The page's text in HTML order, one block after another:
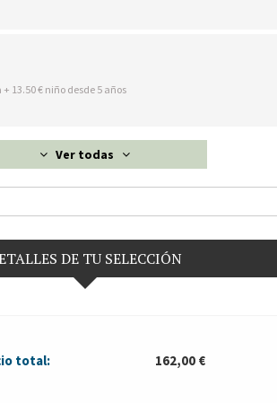
13.50 € niño desde 5 años
Ver todas
DE TU SELECCIÓN
total: 162,00 €